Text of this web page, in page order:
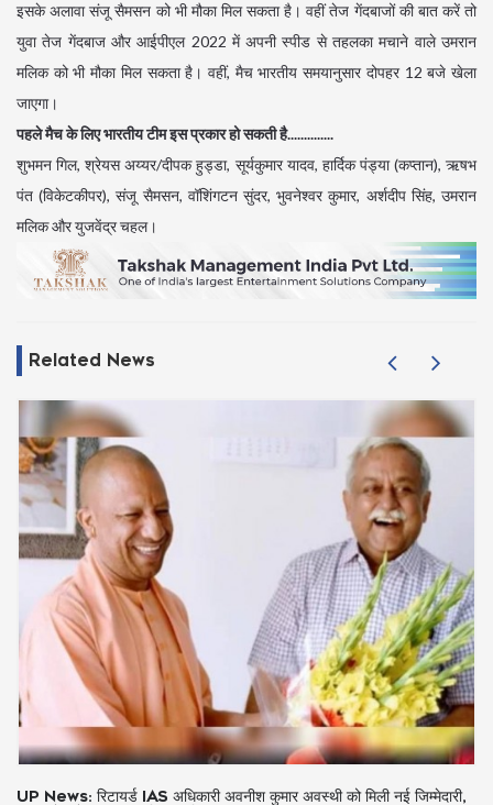
इसके अलावा संजू सैमसन को भी मौका मिल सकता है। वहीं तेज गेंदबाजों की बात करें तो
युवा तेज गेंदबाज और आईपीएल 2022 में अपनी स्पीड से तहलका मचाने वाले उमरान
मलिक को भी मौका मिल सकता है। वहीं, मैच भारतीय समयानुसार दोपहर 12 बजे खेला
जाएगा।
पहले मैच के लिए भारतीय टीम इस प्रकार हो सकती है..............
शुभमन गिल, श्रेयस अय्यर/दीपक हुड्डा, सूर्यकुमार यादव, हार्दिक पंड्या (कप्तान), ऋषभ
पंत (विकेटकीपर), संजू सैमसन, वॉशिंगटन सुंदर, भुवनेश्वर कुमार, अर्शदीप सिंह, उमरान
मलिक और युजवेंद्र चहल।
Related News
IND vs SA 3rd ODI: टॉस जीतकर भारत ने चुनी गेंदबाजी